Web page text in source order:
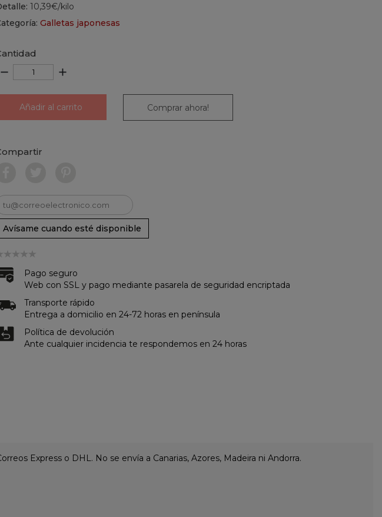
10,39€/kilo
Galletas japonesas
remove add
Añadir al carrito Comprar ahora!
Avísame cuando esté disponible
Pago seguro
Web con SSL y pago mediante pasarela de seguridad encriptada
Transporte rápido
Entrega a domicilio en 24-72 horas en península
Política de devolución
Ante cualquier incidencia te respondemos en 24 horas
Express o DHL. No se envía a Canarias, Azores, Madeira ni Andorra.